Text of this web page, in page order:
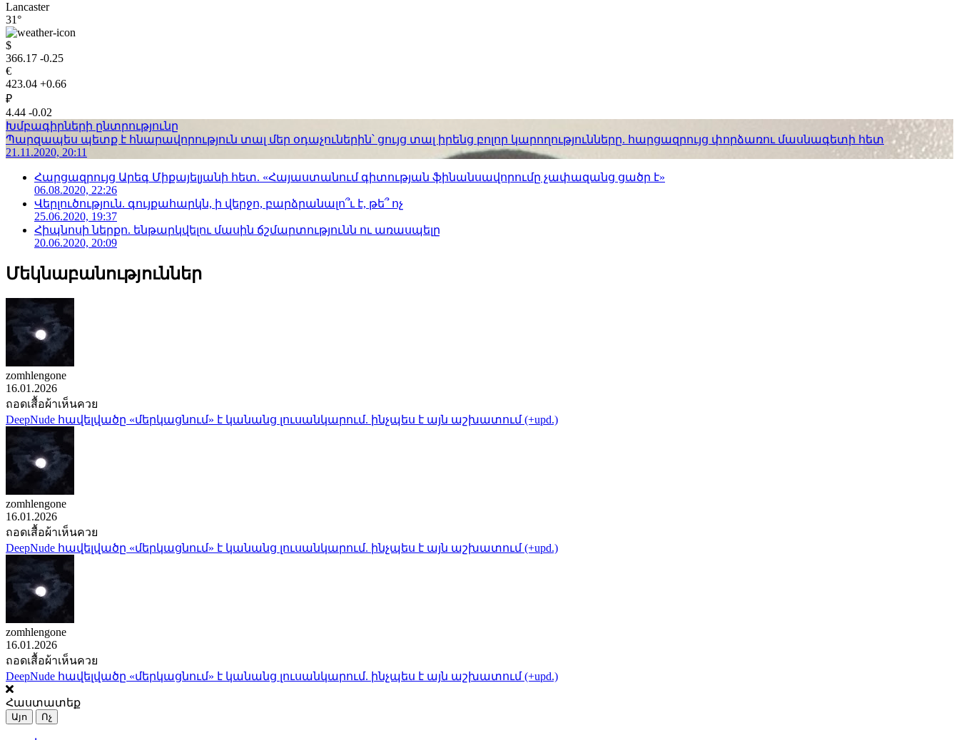
Lancaster
31°
$
366.17 -0.25
€
423.04 +0.66
₽
4.44 -0.02
Խմբագիրների ընտրությունը
Պարզապես պետք է հնարավորություն տալ մեր օդաչուներին՝ ցույց տալ իրենց բոլոր կարողությունները. հարցազրույց փորձառու մասնագետի հետ
21.11.2020, 20:11
Հարցազրույց Արեգ Միքայելյանի հետ. «Հայաստանում գիտության ֆինանսավորումը չափազանց ցածր է»
06.08.2020, 22:26
Վերլուծություն. գույքահարկն, ի վերջո, բարձրանալո՞ւ է, թե՞ ոչ
25.06.2020, 19:37
Հիպնոսի ներքո. ենթարկվելու մասին ճշմարտությունն ու առասպելը
20.06.2020, 20:09
Մեկնաբանություններ
zomhlengone
16.01.2026
ถอดเสื้อผ้าเห็นควย
DeepNude հավելվածը «մերկացնում» է կանանց լուսանկարում. ինչպես է այն աշխատում (+upd.)
zomhlengone
16.01.2026
ถอดเสื้อผ้าเห็นควย
DeepNude հավելվածը «մերկացնում» է կանանց լուսանկարում. ինչպես է այն աշխատում (+upd.)
zomhlengone
16.01.2026
ถอดเสื้อผ้าเห็นควย
DeepNude հավելվածը «մերկացնում» է կանանց լուսանկարում. ինչպես է այն աշխատում (+upd.)
Հաստատեք
Այո Ոչ